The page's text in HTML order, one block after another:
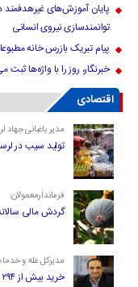
پایان آموزش‌های
توانمندسازی نیروی انسانی
پیام تبریک بازرس خانه
خبرنگار، روز را با واژه‌ها ثبت
اقتصادی
مدیر باغبانی جهاد
تولید سیب در لرستان به
فرماندارمعمولان:
گردش مالی سالانه
مدیرکل غله و
خرید بیش از ۲۹۴ هزار تن گندم از کشاورزان لرستان